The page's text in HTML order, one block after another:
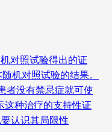
对照试验得出的证
机对照试验的结果。
者没有禁忌症就可使
这种治疗的支持性证
认识其局限性